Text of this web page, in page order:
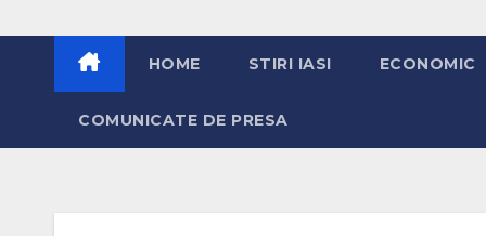
HOME STIRI IASI ECONOMIC
COMUNICATE DE PRESA